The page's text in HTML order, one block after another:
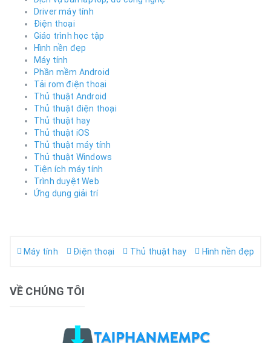
Driver máy tính
Điện thoại
Giáo trình học tập
Hình nền đẹp
Máy tính
Phần mềm Android
Tải rom điện thoại
Thủ thuật Android
Thủ thuật điện thoại
Thủ thuật hay
Thủ thuật iOS
Thủ thuật máy tính
Thủ thuật Windows
Tiện ích máy tính
Trình duyệt Web
Ứng dụng giải trí
Máy tính Điện thoại Thủ thuật hay Hình nền đẹp
VỀ CHÚNG TÔI